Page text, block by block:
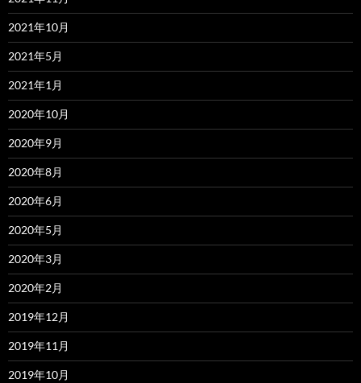
2021年10月
2021年5月
2021年1月
2020年10月
2020年9月
2020年8月
2020年6月
2020年5月
2020年3月
2020年2月
2019年12月
2019年11月
2019年10月